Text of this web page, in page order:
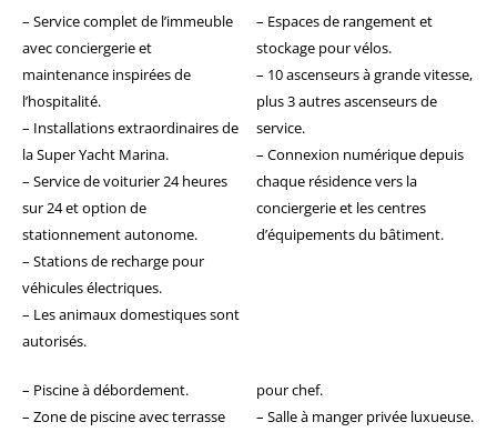
– Service complet de l’immeuble
avec conciergerie et
maintenance inspirées de
l’hospitalité.
– Installations extraordinaires de
la Super Yacht Marina.
– Service de voiturier 24 heures
sur 24 et option de
stationnement autonome.
– Stations de recharge pour
véhicules électriques.
– Les animaux domestiques sont
autorisés.
– Espaces de rangement et
stockage pour vélos.
– 10 ascenseurs à grande vitesse,
plus 3 autres ascenseurs de
service.
– Connexion numérique depuis
chaque résidence vers la
conciergerie et les centres
d’équipements du bâtiment.
– Piscine à débordement.
– Zone de piscine avec terrasse
pour chef.
– Salle à manger privée luxueuse.